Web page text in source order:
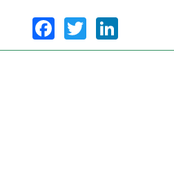
FacebookTwitter